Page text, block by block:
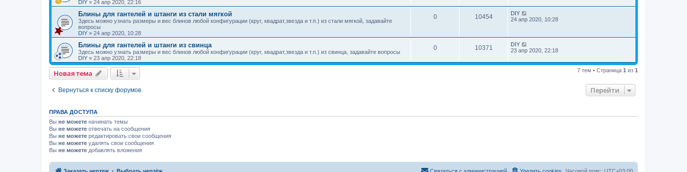
DIY » 24 апр 2020, 22:16
Блины для гантелей и штанги из стали мягкой
Здесь можно узнать размеры и вес блинов любой конфигурации (круг, квадрат,звезда и т.п.) из стали мягкой, задавайте
вопросы
DIY » 24 апр 2020, 10:28
0 10454
DIY
24 апр 2020, 10:28
Блины для гантелей и штанги из свинца
Здесь можно узнать размеры и вес блинов любой конфигурации (круг, квадрат,звезда и т.п.) из свинца, задавайте вопросы
DIY » 23 апр 2020, 22:18
0 10371
DIY
23 апр 2020, 22:18
Новая тема 7 тем • Страница 1 из 1
Вернуться к списку форумов Перейти
ПРАВА ДОСТУПА
Вы не можете начинать темы
Вы не можете отвечать на сообщения
Вы не можете редактировать свои сообщения
Вы не можете удалять свои сообщения
Вы не можете добавлять вложения